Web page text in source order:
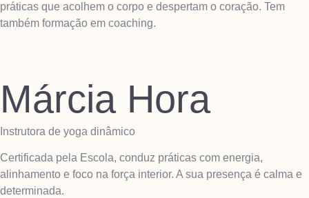
práticas que acolhem o corpo e despertam o coração. Tem
também formação em coaching.
Márcia Hora
Instrutora de yoga dinâmico
Certificada pela Escola, conduz práticas com energia,
alinhamento e foco na força interior. A sua presença é calma e
determinada.